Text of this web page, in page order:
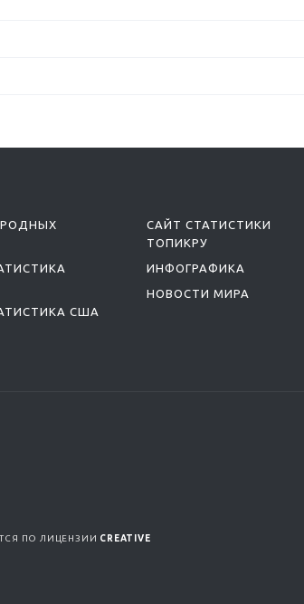
США
САЙТ СТАТИСТИКИ
ТОПИКРУ
ИНФОГРАФИКА
НОВОСТИ МИРА
ПО ЛИЦЕНЗИИ CREATIVE